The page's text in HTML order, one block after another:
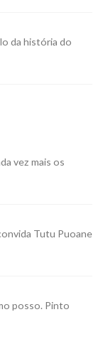
da história do
vez mais os
Tutu Puoane
posso. Pinto